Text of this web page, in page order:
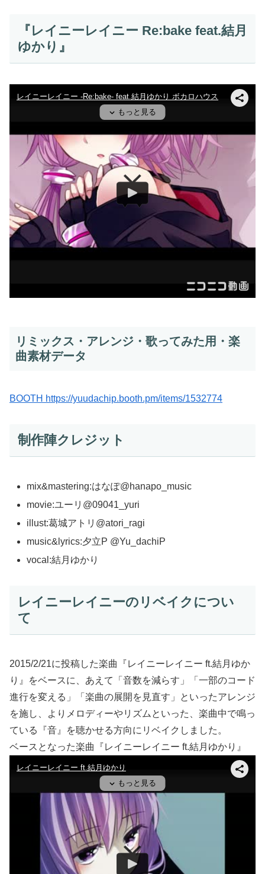
『レイニーレイニー Re:bake feat.結月
ゆかり』
リミックス・アレンジ・歌ってみた用・楽
曲素材データ
BOOTH https://yuudachip.booth.pm/items/1532774
制作陣クレジット
mix&mastering:はなぽ@hanapo_music
movie:ユーリ@09041_yuri
illust:葛城アトリ@atori_ragi
music&lyrics:夕立P @Yu_dachiP
vocal:結月ゆかり
レイニーレイニーのリベイクについ
て
2015/2/21に投稿した楽曲『レイニーレイニー ft.結月ゆか
り』をベースに、あえて「音数を減らす」「一部のコード
進行を変える」「楽曲の展開を見直す」といったアレンジ
を施し、よりメロディーやリズムといった、楽曲中で鳴っ
ている『音』を聴かせる方向にリベイクしました。
ベースとなった楽曲『レイニーレイニー ft.結月ゆかり』